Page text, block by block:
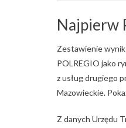
Najpierw
Zestawienie
POLREGIO jako
z usług drugiego
Mazowieckie.
Z danych Urzędu